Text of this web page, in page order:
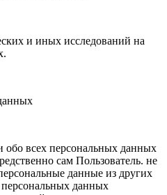
и иных исследований на
всех персональных данных
сам Пользователь. не
данные из других
данных